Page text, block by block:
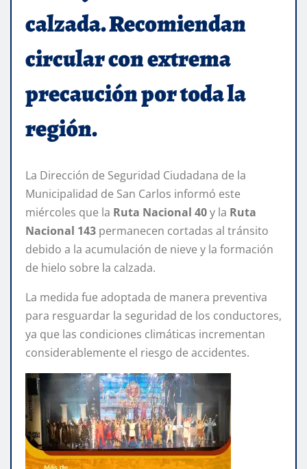
calzada. Recomiendan
circular con extrema
precaución por toda la
región.
La Dirección de Seguridad Ciudadana de la
Municipalidad de San Carlos informó este
miércoles que la Ruta Nacional 40y la Ruta
Nacional 143 permanecen cortadas al tránsito
debido a la acumulación de nieve y la formación
de hielo sobre la calzada.
La medida fue adoptada de manera preventiva
para resguardar la seguridad de los conductores,
ya que las condiciones climáticas incrementan
considerablemente el riesgo de accidentes.